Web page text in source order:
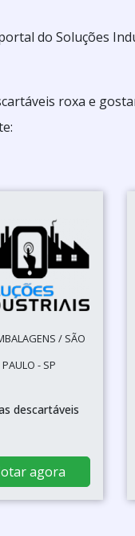
do Soluções
roxa e
/ SÃO
PAULO - SP
descartáveis
agora